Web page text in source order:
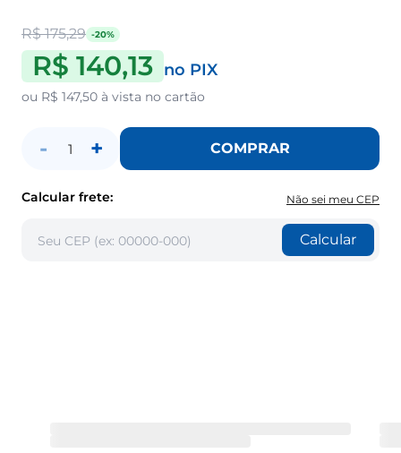
R$ 175,29 -20%
R$ 140,13 no PIX
ou R$ 147,50 à vista no cartão
- 1 + COMPRAR
Calcular frete: Não sei meu CEP
Calcular